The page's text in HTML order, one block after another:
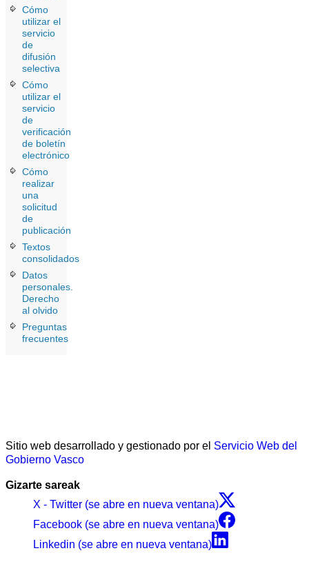
Cómo
utilizar el
servicio
de
difusión
selectiva
Cómo
utilizar el
servicio
de
verificación
de boletín
electrónico
Cómo
realizar
una
solicitud
de
publicación
Textos
consolidados
Datos
personales.
Derecho
al olvido
Preguntas
frecuentes
Sitio web desarrollado y gestionado por el Servicio Web del
Gobierno Vasco
Gizarte sareak
X - Twitter (se abre en nueva ventana)
Facebook (se abre en nueva ventana)
Linkedin (se abre en nueva ventana)